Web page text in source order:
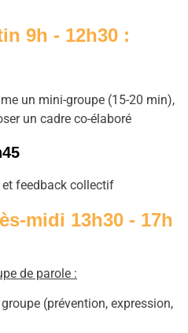
9h - 12h30 :
un mini-groupe (15-20 min),
un cadre co-élaboré
et feedback collectif
midi 13h30 - 17h
de parole :
(prévention, expression,